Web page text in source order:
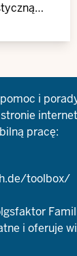
i
pracę:
toolbox/
i oferuje